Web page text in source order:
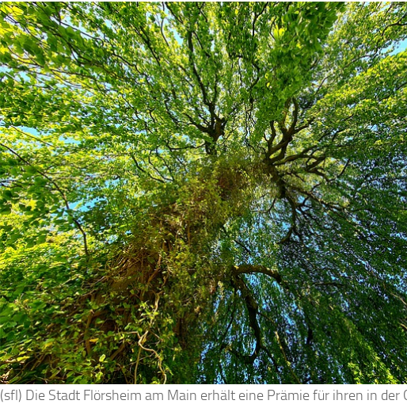
(sfl) Die Stadt Flörsheim am Main erhält eine Prämie für ihren in der